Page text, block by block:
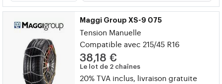
Maggi Group XS-9 075
Tension Manuelle
Compatible avec 215/45 R16
38,18 €
Le lot de 2 chaînes
20% TVA inclus, livraison gratuite